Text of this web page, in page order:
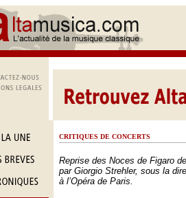
CRITIQUES DE CONCERTS
Reprise des Noces de Figaro
par Giorgio Strehler, sous la
à l’Opéra de Paris.